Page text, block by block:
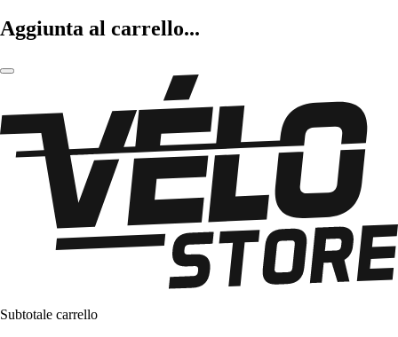
Aggiunta al carrello...
Subtotale carrello